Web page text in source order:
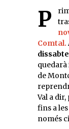
Primeres afectacions importants pel
Comtal.
de
Val a
fins a
només